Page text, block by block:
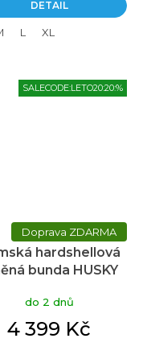
DETAIL
L XL
SALECODE:LETO20:20:%
ZDARMA
hardshellová
bunda HUSKY
do 2 dnů
4 399 Kč